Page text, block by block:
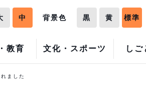
教育 文化・スポーツ しご
中 背景色 黒 黄 標準
ました